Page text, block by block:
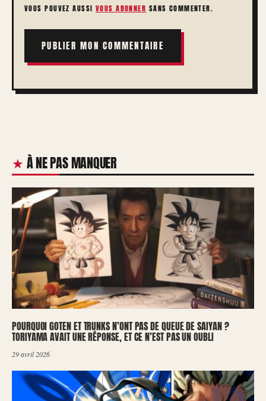
VOUS POUVEZ AUSSI VOUS ABONNER SANS COMMENTER.
À NE PAS MANQUER
POURQUOI GOTEN ET TRUNKS N’ONT PAS DE QUEUE DE SAIYAN ?
TORIYAMA AVAIT UNE RÉPONSE, ET CE N’EST PAS UN OUBLI
29 avril 2026